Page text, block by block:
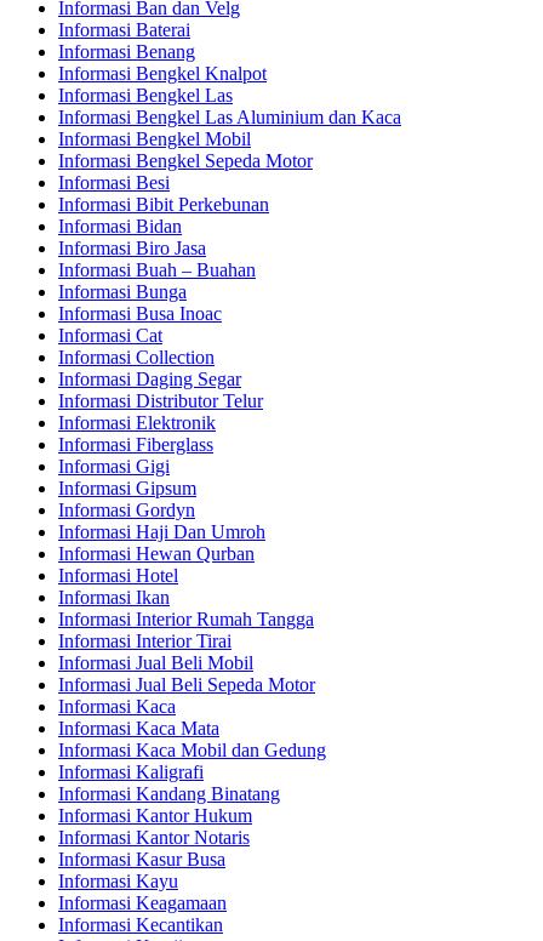
Informasi Ban dan Velg
Informasi Baterai
Informasi Benang
Informasi Bengkel Knalpot
Informasi Bengkel Las
Informasi Bengkel Las Aluminium dan Kaca
Informasi Bengkel Mobil
Informasi Bengkel Sepeda Motor
Informasi Besi
Informasi Bibit Perkebunan
Informasi Bidan
Informasi Biro Jasa
Informasi Buah – Buahan
Informasi Bunga
Informasi Busa Inoac
Informasi Cat
Informasi Collection
Informasi Daging Segar
Informasi Distributor Telur
Informasi Elektronik
Informasi Fiberglass
Informasi Gigi
Informasi Gipsum
Informasi Gordyn
Informasi Haji Dan Umroh
Informasi Hewan Qurban
Informasi Hotel
Informasi Ikan
Informasi Interior Rumah Tangga
Informasi Interior Tirai
Informasi Jual Beli Mobil
Informasi Jual Beli Sepeda Motor
Informasi Kaca
Informasi Kaca Mata
Informasi Kaca Mobil dan Gedung
Informasi Kaligrafi
Informasi Kandang Binatang
Informasi Kantor Hukum
Informasi Kantor Notaris
Informasi Kasur Busa
Informasi Kayu
Informasi Keagamaan
Informasi Kecantikan